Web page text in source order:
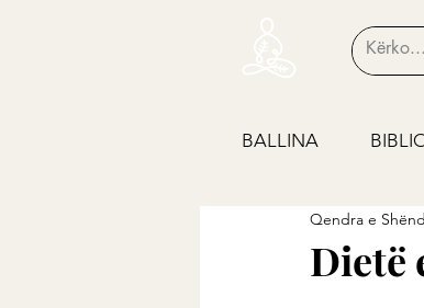
BALLINA
Dietë
Qendra e